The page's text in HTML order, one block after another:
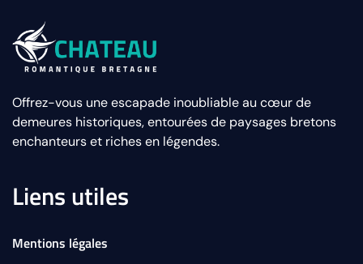
Offrez-vous une escapade inoubliable au cœur de
demeures historiques, entourées de paysages bretons
enchanteurs et riches en légendes.
Liens utiles
Mentions légales